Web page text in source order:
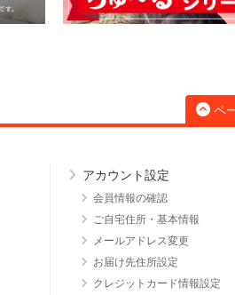
ペ
アカウント設定
会員情報の確認
ご自宅住所・基本情報
メールアドレス変更
お届け先住所設定
クレジットカード情報設定